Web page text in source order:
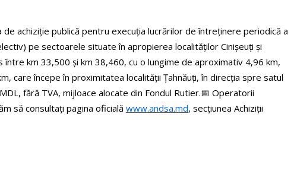
achiziție publică pentru execuția lucrărilor de întreținere periodică a
pe sectoarele situate în apropierea localităților Cinișeuți și
între km 33,500 și km 38,460, cu o lungime de aproximativ 4,96 km,
care începe în proximitatea localității Țahnăuți, în direcția spre satul
fără TVA, mijloace alocate din Fondul Rutier.📅 Operatorii
să consultați pagina oficială www.andsa.md, secțiunea Achiziții